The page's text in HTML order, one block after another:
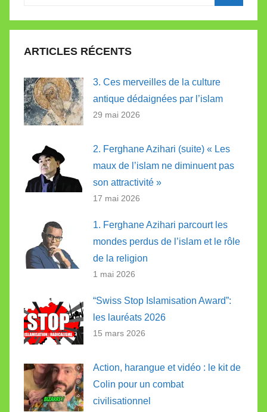
:
ARTICLES RÉCENTS
3. Ces merveilles de la culture
antique dédaignées par l’islam
29 mai 2026
2. Ferghane Azihari (suite) « Les
maux de l’islam ne diminuent pas
son attractivité »
17 mai 2026
1. Ferghane Azihari parcourt les
mondes perdus de l’islam et le rôle
de la religion
1 mai 2026
“Swiss Stop Islamisation Award”:
les lauréats 2026
15 mars 2026
Action, harangue et vidéo : le kit de
Colin pour un combat
civilisationnel